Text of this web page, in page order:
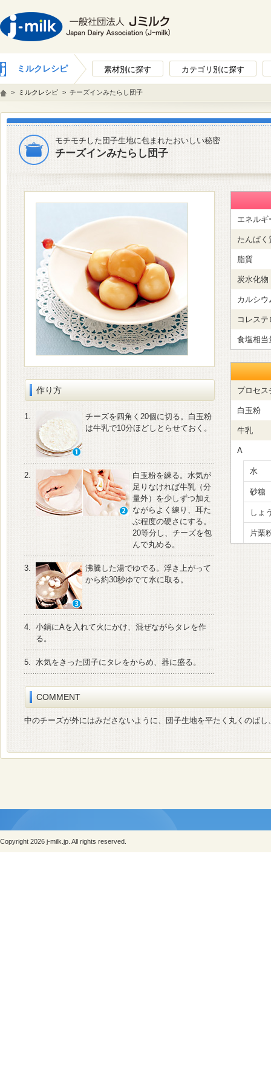
ミルクレシピ 素材別に探す カテゴリ別に探す
> ミルクレシピ > チーズインみたらし団子
モチモチした団子生地に包まれたおいしい秘密
チーズインみたらし団子
作り方
1.
チーズを四角く20個に切る。白玉粉
は牛乳で10分ほどしとらせておく。
2.
白玉粉を練る。水気が
足りなければ牛乳（分
量外）を少しずつ加え
ながらよく練り、耳た
ぶ程度の硬さにする。
20等分し、チーズを包
んで丸める。
3.
沸騰した湯でゆでる。浮き上がって
から約30秒ゆでて水に取る。
4. 小鍋にAを入れて火にかけ、混ぜながらタレを作
る。
5. 水気をきった団子にタレをからめ、器に盛る。
エネルギ
たんぱく
脂質
炭水化物
カルシウ
コレステ
食塩相当
プロセス
白玉粉
牛乳
A
水
砂糖
しょ
片栗
COMMENT
中のチーズが外にはみださないように、団子生地を平たく丸くのば
Copyright 2026 j-milk.jp. All rights reserved.